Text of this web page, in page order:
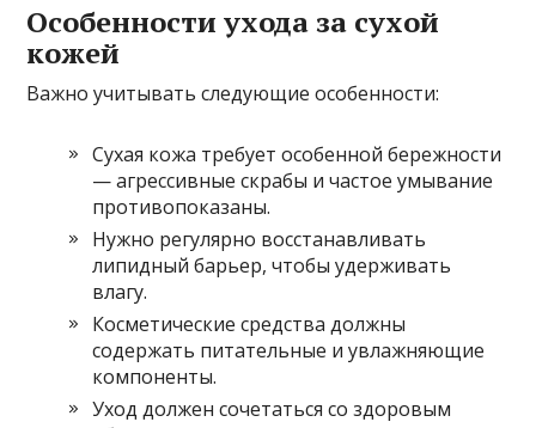
Особенности ухода за сухой
кожей
Важно учитывать следующие особенности:
Сухая кожа требует особенной бережности
— агрессивные скрабы и частое умывание
противопоказаны.
Нужно регулярно восстанавливать
липидный барьер, чтобы удерживать
влагу.
Косметические средства должны
содержать питательные и увлажняющие
компоненты.
Уход должен сочетаться со здоровым